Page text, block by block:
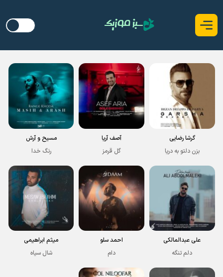
گرشا رضایی
بزن دلتو به دریا
آصف آریا
گل قرمز
مسیح و آرش
رنگ خدا
علی عبدالمالکی
دلم تنگه
احمد سلو
دام
میثم ابراهیمی
شال سیاه